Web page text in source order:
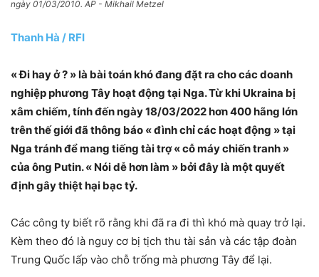
ngày 01/03/2010. AP - Mikhail Metzel
Thanh Hà / RFI
« Đi hay ở ? » là bài toán khó đang đặt ra cho các doanh
nghiệp phương Tây hoạt động tại Nga. Từ khi Ukraina bị
xâm chiếm, tính đến ngày 18/03/2022 hơn 400 hãng lớn
trên thế giới đã thông báo « đình chỉ các hoạt động » tại
Nga tránh để mang tiếng tài trợ « cỗ máy chiến tranh »
của ông Putin. « Nói dễ hơn làm » bởi đây là một quyết
định gây thiệt hại bạc tỷ.
Các công ty biết rõ rằng khi đã ra đi thì khó mà quay trở lại.
Kèm theo đó là nguy cơ bị tịch thu tài sản và các tập đoàn
Trung Quốc lấp vào chỗ trống mà phương Tây để lại.